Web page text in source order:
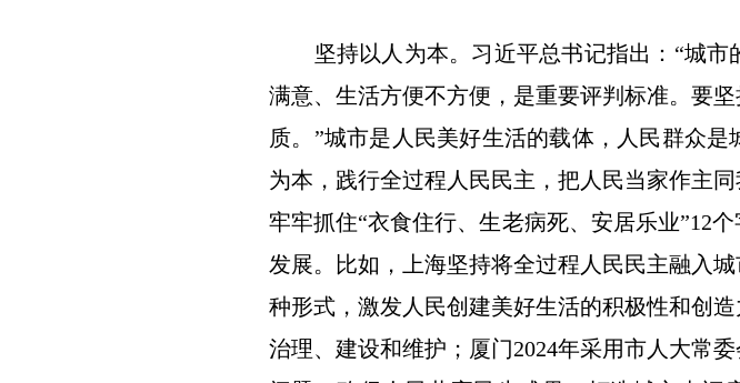
坚持以人为本。习近平总书记指出：“城市
满意、生活方便不方便，是重要评判标准。要
质。”城市是人民美好生活的载体，人民群众
为本，践行全过程人民民主，把人民当家作主
牢牢抓住“衣食住行、生老病死、安居乐业”12
发展。比如，上海坚持将全过程人民民主融入
种形式，激发人民创建美好生活的积极性和创
治理、建设和维护；厦门2024年采用市人大常